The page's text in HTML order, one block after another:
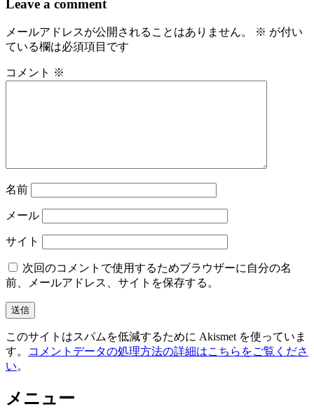
Leave a comment
メールアドレスが公開されることはありません。 ※ が付い
ている欄は必須項目です
コメント ※
名前
メール
サイト
次回のコメントで使用するためブラウザーに自分の名
前、メールアドレス、サイトを保存する。
このサイトはスパムを低減するために Akismet を使っていま
す。
コメントデータの処理方法の詳細はこちらをご覧くださ
い。
メニュー